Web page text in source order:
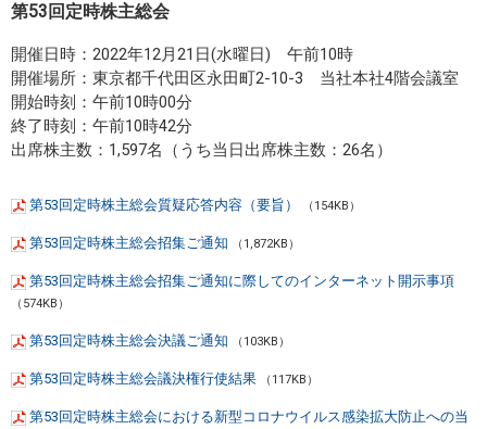
第53回定時株主総会
開催日時：2022年12月21日(水曜日) 午前10時
開催場所：東京都千代田区永田町2-10-3 当社本社4階会議室
開始時刻：午前10時00分
終了時刻：午前10時42分
出席株主数：1,597名（うち当日出席株主数：26名）
第53回定時株主総会質疑応答内容（要旨） （154KB）
第53回定時株主総会招集ご通知 （1,872KB）
第53回定時株主総会招集ご通知に際してのインターネット開示事項
（574KB）
第53回定時株主総会決議ご通知 （103KB）
第53回定時株主総会議決権行使結果 （117KB）
第53回定時株主総会における新型コロナウイルス感染拡大防止への当